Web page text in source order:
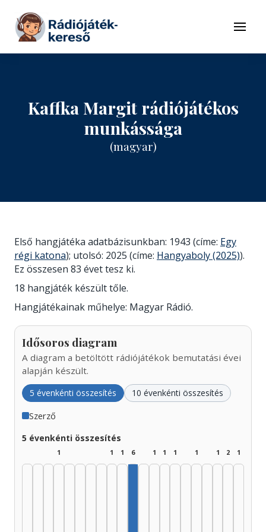
Tovább a tartalomhoz
Menü
Kaffka Margit rádiójátékos
munkássága
(magyar)
Első hangjátéka adatbázisunkban: 1943 (címe: Egy
régi katona); utolsó: 2025 (címe: Hangyaboly (2025)).
Ez összesen 83 évet tesz ki.
18 hangjáték készült tőle.
Hangjátékainak műhelye: Magyar Rádió.
Idősoros diagram
A diagram a betöltött rádiójátékok bemutatási évei
alapján készült.
5 évenkénti összesítés 10 évenkénti összesítés
Szerző
5 évenkénti összesítés
1 1 1 6 1 1 1 1 1 2 1